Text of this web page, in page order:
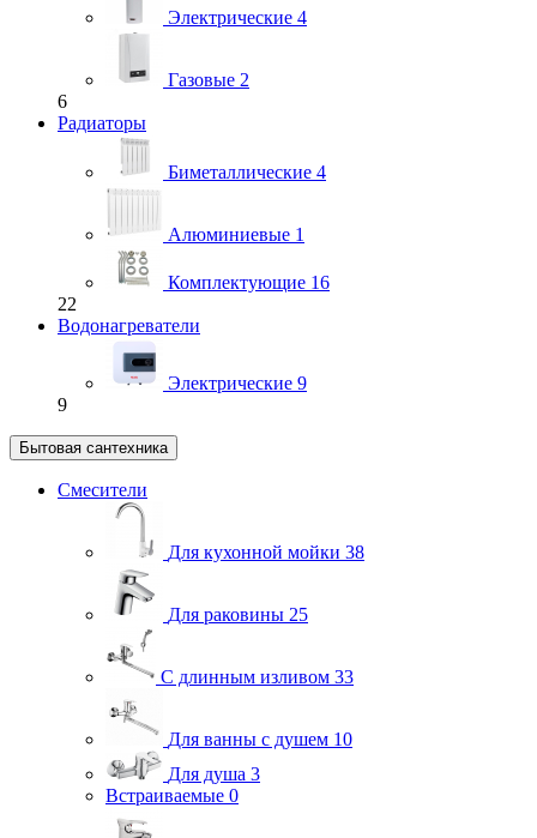
Электрические 4
Газовые 2
6
Радиаторы
Биметаллические 4
Алюминиевые 1
Комплектующие 16
22
Водонагреватели
Электрические 9
9
Бытовая сантехника
Смесители
Для кухонной мойки 38
Для раковины 25
С длинным изливом 33
Для ванны с душем 10
Для душа 3
Встраиваемые 0